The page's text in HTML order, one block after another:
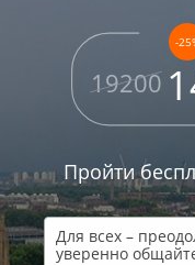
-
19200
Пройти
Для всех –
уверенно